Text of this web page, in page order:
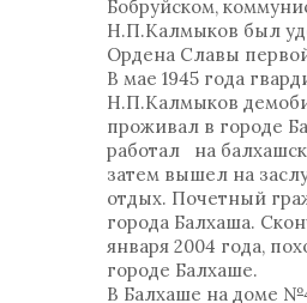
Бобруйском,
Н.П.Калмыков был
Ордена Славы
В мае 1945 года
Н.П.Калмыков
проживал в городе
работал на
затем вышел на
отдых. Почетный
города Балхаша.
января 2004 года,
городе Балхаше.
В Балхаше на доме